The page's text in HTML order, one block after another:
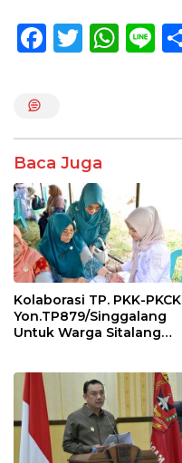
F
o
o
k
T W
p
p
Li
Baca Juga
Kolaborasi TP. PKK-PKCK
Yon.TP879/Singgalang
Untuk Warga Sitalang